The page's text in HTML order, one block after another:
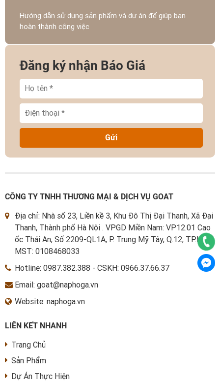
Hướng dẫn sử dụng sản phẩm và dự án để giúp bạn
hoàn thành công việc
Đăng ký nhận Báo Giá
Gửi
CÔNG TY TNHH THƯƠNG MẠI & DỊCH VỤ GOAT
Địa chỉ: Nhà số 23, Liền kề 3, Khu Đô Thị Đại Thanh, Xã Đại
Thanh, Thành phố Hà Nội . VPGD Miền Nam: VP12.01 Cao
ốc Thái An, Số 2209-QL1A, P. Trung Mỹ Tây, Q.12, TP.HCM
MST: 0108468033
Hotline: 0987.382.388 - CSKH: 0966.37.66.37
Email: goat@naphoga.vn
Website: naphoga.vn
LIÊN KẾT NHANH
Trang Chủ
Sản Phẩm
Dự Án Thực Hiện